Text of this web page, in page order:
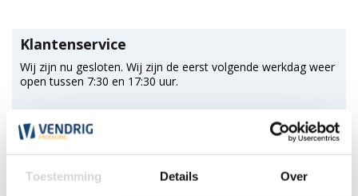
Toestemming Details Over
Klantenservice
Wij zijn nu gesloten. Wij zijn de eerst volgende werkdag weer
open tussen 7:30 en 17:30 uur.